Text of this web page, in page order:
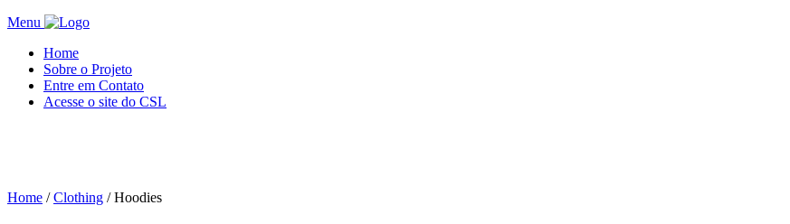
Menu
Home
Sobre o Projeto
Entre em Contato
Acesse o site do CSL
Home /Clothing / Hoodies